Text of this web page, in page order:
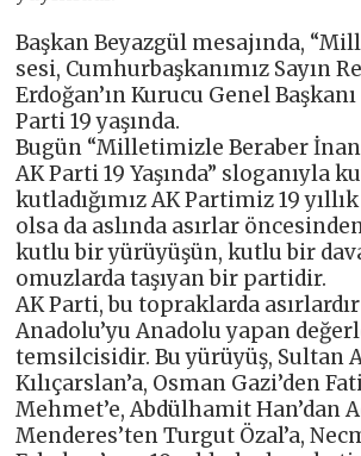
Başkan Beyazgül mesajında,
sesi, Cumhurbaşkanımız Sayın
Erdoğan’ın Kurucu Genel
Parti 19 yaşında.
Bugün “Milletimizle Beraber
AK Parti 19 Yaşında” sloganıyla
kutladığımız AK Partimiz 19
olsa da aslında asırlar
kutlu bir yürüyüşün, kutlu bir
omuzlarda taşıyan bir partidir.
AK Parti, bu topraklarda
Anadolu’yu Anadolu yapan
temsilcisidir. Bu yürüyüş, Sultan
Kılıçarslan’a, Osman Gazi’den
Mehmet’e, Abdülhamit Han’dan
Menderes’ten Turgut Özal’a,